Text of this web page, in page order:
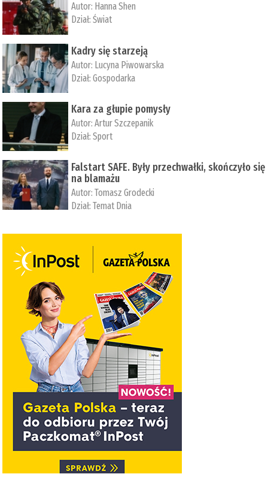
Autor: ­Hanna Shen
Dział:Świat
Kadry się starzeją
Autor: Lucyna Piwowarska
Dział:Gospodarka
Kara za głupie pomysły
Autor:Artur Szczepanik
Dział:Sport
Falstart SAFE. Były przechwałki, skończyło się
na blamażu
Autor:Tomasz Grodecki
Dział:Temat Dnia